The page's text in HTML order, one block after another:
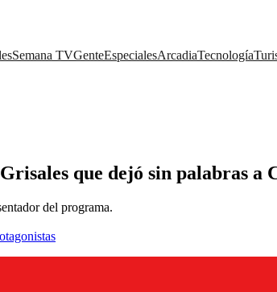
Semana TVGenteEspecialesArcadiaTecnología
que dejó sin palabras a
del programa.